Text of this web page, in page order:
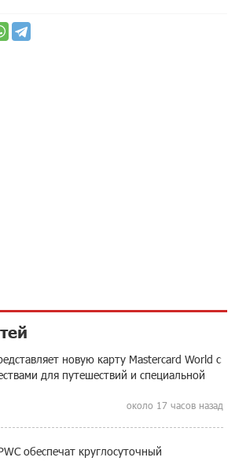
новую карту Mastercard World с
для путешествий и специальной
около 17 часов назад
обеспечат круглосуточный